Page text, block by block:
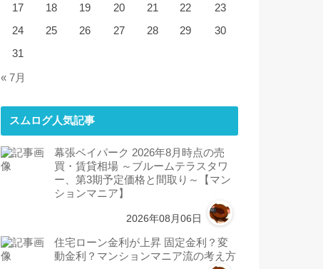
17
18 19 20 21 22
23
24
25 26 27 28 29
30
31
« 7月
スムログ人気記事
幕張ベイパーク 2026年8月時点の売
買・賃貸相場 ～ブルームテラスタワ
ー、第3期予定価格と間取り～【マン
ションマニア】
2026年08月06日
住宅ローン金利が上昇 固定金利？変
動金利？マンションマニア流の考え方